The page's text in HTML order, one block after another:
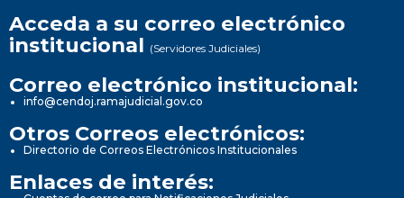
Acceda a su correo electrónico
institucional (Servidores Judiciales)
Correo electrónico institucional:
info@cendoj.ramajudicial.gov.co
Otros Correos electrónicos:
Directorio de Correos Electrónicos Institucionales
Enlaces de interés: